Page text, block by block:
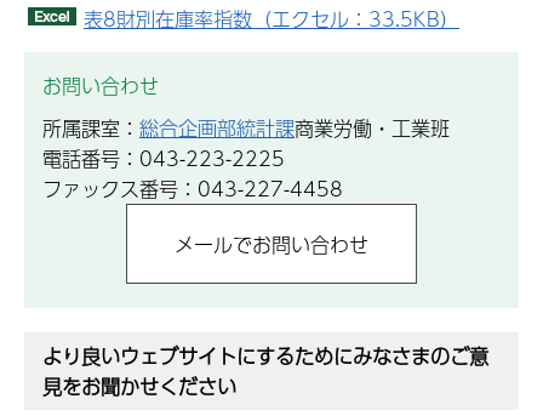
表8財別在庫率指数（エクセル：33.5KB）
お問い合わせ
所属課室： 総合企画部統計課商業労働・工業班
電話番号：043-223-2225
ファックス番号：043-227-4458
より良いウェブサイトにするためにみなさまのご意
見をお聞かせください